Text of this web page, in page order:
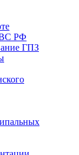
ВС РФ
ГПЗ